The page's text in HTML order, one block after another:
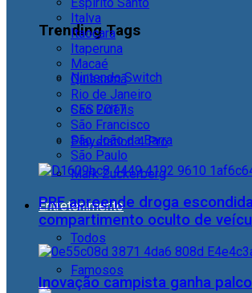
Trending Tags
Nintendo Switch
CES 2017
Playstation 4 Pro
Mark Zuckerberg
Entretenimento
Todos
Famosos
Italva
Itaocara
Itaperuna
Macaé
Quissamã
Rio de Janeiro
São Fidélis
São Francisco
São João da Barra
São Paulo
PRF apreende droga
compartimento oculto de
Inovação campista ganha